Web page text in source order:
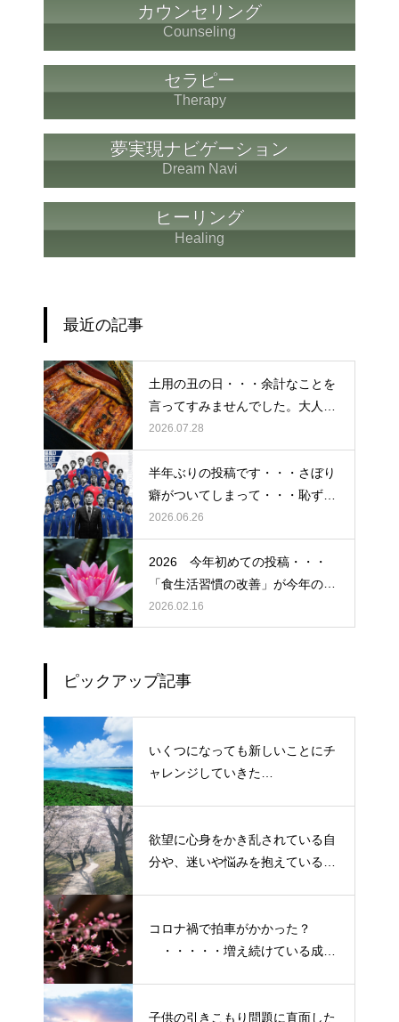
カウンセリング
Counseling
セラピー
Therapy
夢実現ナビゲーション
Dream Navi
ヒーリング
Healing
最近の記事
土用の丑の日・・・余計なことを
言ってすみませんでした。大人気
なかったですね・・・
2026.07.28
半年ぶりの投稿です・・・さぼり
癖がついてしまって・・・恥ずか
しぃ～ (〃ﾉωﾉ)
2026.06.26
2026 今年初めての投稿・・・
「食生活習慣の改善」が今年のテ
ーマです。
2026.02.16
ピックアップ記事
いくつになっても新しいことにチ
ャレンジしていきた
欲望に心身をかき乱されている自
分や、迷いや悩みを抱えているネ
コロナ禍で拍車がかかった？
・・・・・増え続けている成人
子供の引きこもり問題に直面した